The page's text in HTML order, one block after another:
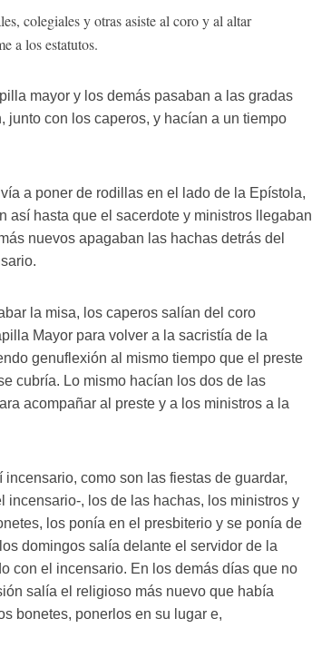
colegiales y otras asiste al coro y al altar
a los estatutos.
mayor y los demás pasaban a las gradas
con los caperos, y hacían a un tiempo
a poner de rodillas en el lado de la Epístola,
así hasta que el sacerdote y ministros llegaban
nuevos apagaban las hachas detrás del
la misa, los caperos salían del coro
Mayor para volver a la sacristía de la
genuflexión al mismo tiempo que el preste
cubría. Lo mismo hacían los dos de las
acompañar al preste y a los ministros a la
como son las fiestas de guardar,
, los de las hachas, los ministros y
los ponía en el presbiterio y se ponía de
domingos salía delante el servidor de la
con el incensario. En los demás días que no
salía el religioso más nuevo que había
bonetes, ponerlos en su lugar e,